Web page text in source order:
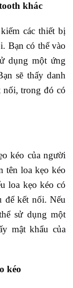
khác
các thiết bị
Bạn có thể vào
dụng một ứng
sẽ thấy danh
nối, trong đó có
kéo của người
tên loa kẹo kéo
loa kẹo kéo có
để kết nối. Nếu
sử dụng một
mật khẩu của
kéo